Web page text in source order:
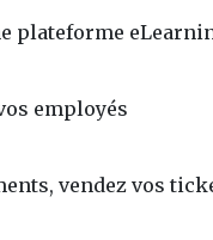
plateforme
employés
vendez vos